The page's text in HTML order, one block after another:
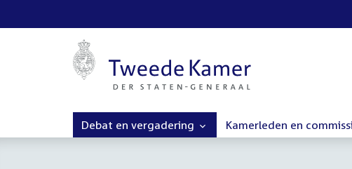
Debat en vergadering Kamerleden en